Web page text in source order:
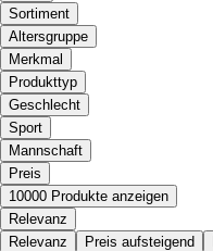
Sortiment
Altersgruppe
Merkmal
Produkttyp
Geschlecht
Sport
Mannschaft
Preis
10000 Produkte anzeigen
Relevanz
Relevanz
Preis aufsteigend